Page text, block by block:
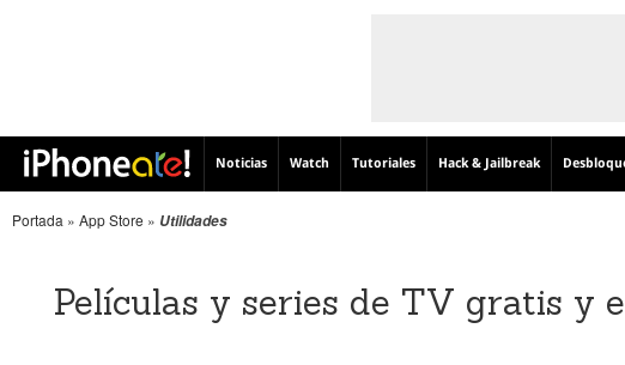
Noticias Watch Tutoriales Hack & Jailbreak
Portada » App Store » Utilidades
Películas y series de TV gratis y